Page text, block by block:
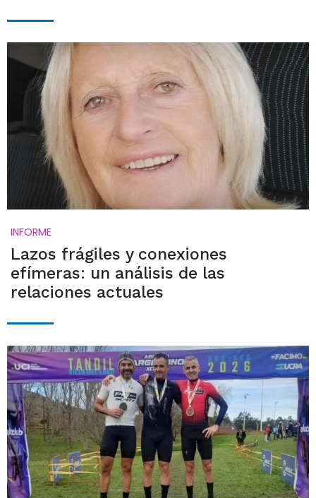
INFORME
Lazos frágiles y conexiones
efímeras: un análisis de las
relaciones actuales